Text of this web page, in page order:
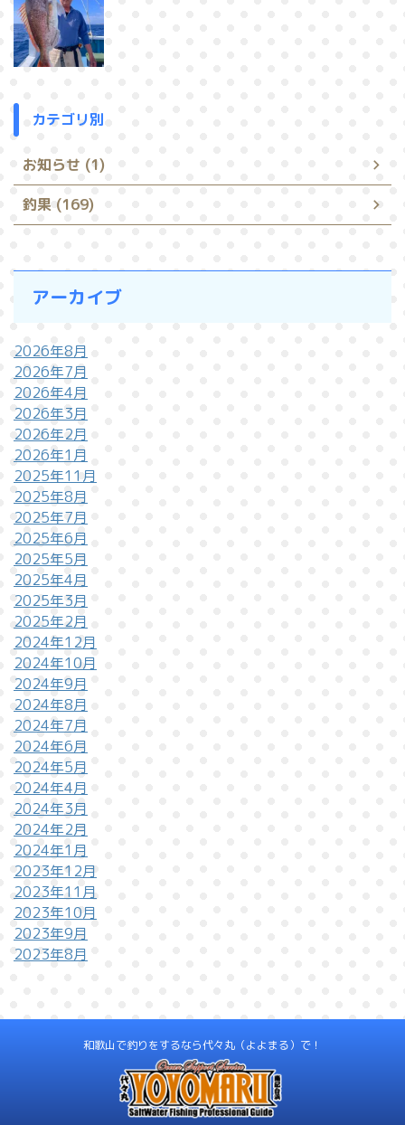
カテゴリ別
お知らせ (1)
釣果 (169)
アーカイブ
2026年8月
2026年7月
2026年4月
2026年3月
2026年2月
2026年1月
2025年11月
2025年8月
2025年7月
2025年6月
2025年5月
2025年4月
2025年3月
2025年2月
2024年12月
2024年10月
2024年9月
2024年8月
2024年7月
2024年6月
2024年5月
2024年4月
2024年3月
2024年2月
2024年1月
2023年12月
2023年11月
2023年10月
2023年9月
2023年8月
和歌山で釣りをするなら代々丸（よよまる）で！